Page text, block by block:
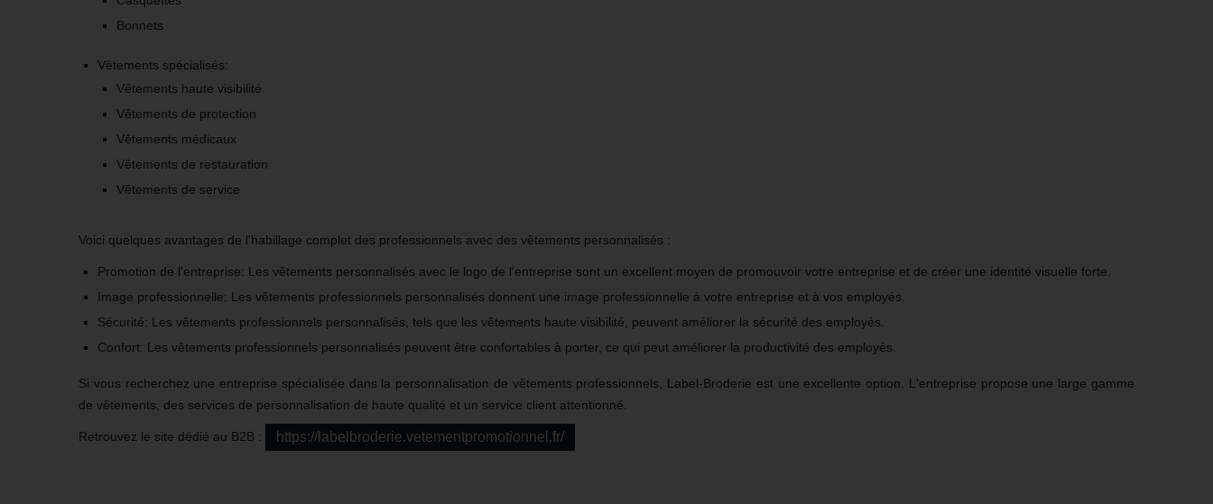
Bonnets
Vêtements spécialisés:
Vêtements haute visibilité
Vêtements de protection
Vêtements médicaux
Vêtements de restauration
Vêtements de service
Voici quelques avantages de l'habillage complet des professionnels avec des vêtements personnalisés :
Promotion de l'entreprise: Les vêtements personnalisés avec le logo de l'entreprise sont un excellent moyen de promouvoir votre entreprise et de créer une identité visuelle forte.
Image professionnelle: Les vêtements professionnels personnalisés donnent une image professionnelle à votre entreprise et à vos employés.
Sécurité: Les vêtements professionnels personnalisés, tels que les vêtements haute visibilité, peuvent améliorer la sécurité des employés.
Confort: Les vêtements professionnels personnalisés peuvent être confortables à porter, ce qui peut améliorer la productivité des employés.
Si vous recherchez une entreprise spécialisée dans la personnalisation de vêtements professionnels, Label-Broderie est une excellente option. L'entreprise propose une large gamme
de vêtements, des services de personnalisation de haute qualité et un service client attentionné.
Retrouvez le site dédié au B2B : https://labelbroderie.vetementpromotionnel.fr/